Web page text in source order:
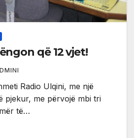
që 12 vjet!
Radio Ulqini, me një
pjekur, me përvojë mbi tri
të…